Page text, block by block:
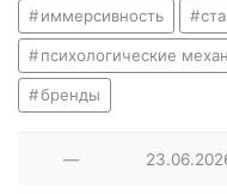
иммерсивность
психологические
бренды
—